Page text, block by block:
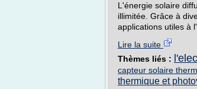
L'énergie solaire
illimitée. Grâce à
applications utiles à
Lire la suite
Thèmes liés :
capteur solaire
thermique et